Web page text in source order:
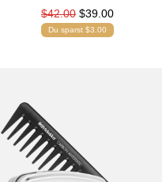
$42.00$39.00
Du sparst $3.00